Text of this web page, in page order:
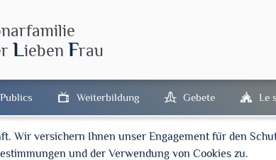
Lieben Frau
Publics Weiterbildung Gebete Le
Wir versichern Ihnen unser Engagement für den
und der Verwendung von Cookies zu.